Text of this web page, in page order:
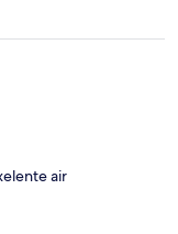
air